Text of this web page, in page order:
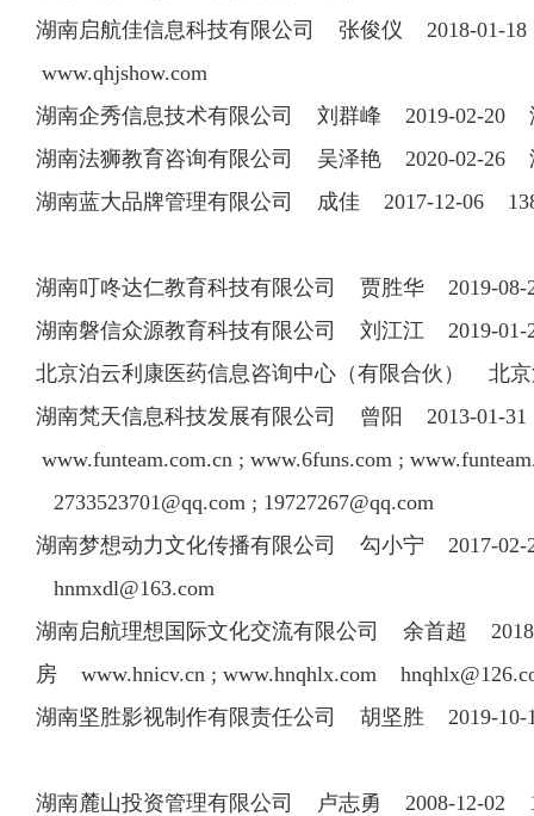
湖南启航佳信息科技有限公司 张俊仪 2018-01-18
www.qhjshow.com
湖南企秀信息技术有限公司 刘群峰 2019-02-20
湖南法狮教育咨询有限公司 吴泽艳 2020-02-26
湖南蓝大品牌管理有限公司 成佳 2017-12-06
湖南叮咚达仁教育科技有限公司 贾胜华 2019-
湖南磐信众源教育科技有限公司 刘江江 2019-
北京泊云利康医药信息咨询中心（有限合伙） 北
湖南梵天信息科技发展有限公司 曾阳 2013-01-
www.funteam.com.cn ; www.6funs.com ;
2733523701@qq.com; 19727267@qq.com
湖南梦想动力文化传播有限公司 勾小宁 2017-02-
hnmxdl@163.com
湖南启航理想国际文化交流有限公司 余首超
房 www.hnicv.cn ; www.hnqhlx.com
湖南坚胜影视制作有限责任公司 胡坚胜 2019-10-
湖南麓山投资管理有限公司 卢志勇 2008-12-02